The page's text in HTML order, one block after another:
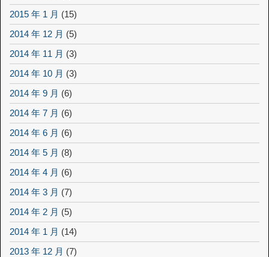
2015 年 1 月 (15)
2014 年 12 月 (5)
2014 年 11 月 (3)
2014 年 10 月 (3)
2014 年 9 月 (6)
2014 年 7 月 (6)
2014 年 6 月 (6)
2014 年 5 月 (8)
2014 年 4 月 (6)
2014 年 3 月 (7)
2014 年 2 月 (5)
2014 年 1 月 (14)
2013 年 12 月 (7)